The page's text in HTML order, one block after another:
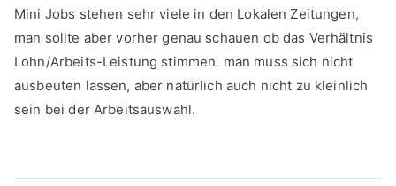
Mini Jobs stehen sehr viele in den Lokalen Zeitungen,
man sollte aber vorher genau schauen ob das Verhältnis
Lohn/Arbeits-Leistung stimmen. man muss sich nicht
ausbeuten lassen, aber natürlich auch nicht zu kleinlich
sein bei der Arbeitsauswahl.